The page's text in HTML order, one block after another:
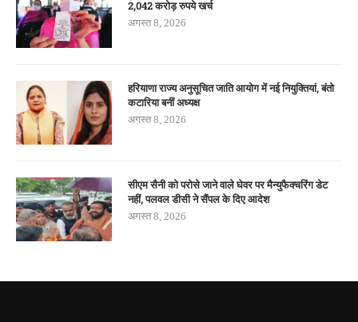
2,042 करोड़ रुपये खर्च
अगस्त 8, 2026
हरियाणा राज्य अनुसूचित जाति आयोग में नई नियुक्तियां, बंतो
कटारिया बनीं अध्यक्ष
अगस्त 8, 2026
सीएम सैनी को परोसे जाने वाले घेवर पर मैन्युफैक्चरिंग डेट
नहीं, पलवल डीसी ने सैंपल के दिए आदेश
अगस्त 8, 2026